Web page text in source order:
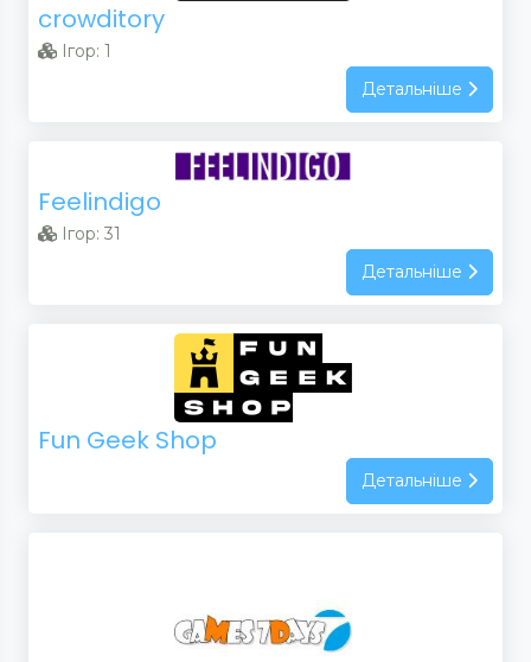
crowditory
Ігор: 1
Детальніше
Feelindigo
Ігор: 31
Детальніше
Fun Geek Shop
Детальніше